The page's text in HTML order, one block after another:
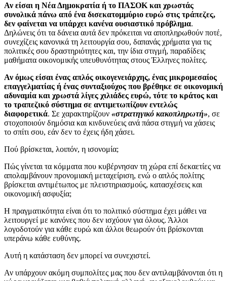
Αν είσαι η Νέα Δημοκρατία ή το ΠΑΣΟΚ και χρωστάς
συνολικά πάνω από ένα δισεκατομμύριο ευρώ στις τράπεζες,
δεν φαίνεται να υπάρχει κανένα ουσιαστικό πρόβλημα.
Δηλώνεις ότι τα δάνεια αυτά δεν πρόκειται να αποπληρωθούν ποτέ,
συνεχίζεις κανονικά τη λειτουργία σου, δαπανάς χρήματα για τις
πολιτικές σου δραστηριότητες και, την ίδια στιγμή, παραδίδεις
μαθήματα οικονομικής υπευθυνότητας στους Έλληνες πολίτες.
Αν όμως είσαι ένας απλός οικογενειάρχης, ένας μικρομεσαίος
επαγγελματίας ή ένας συνταξιούχος που βρέθηκε σε οικονομική
αδυναμία και χρωστά λίγες χιλιάδες ευρώ, τότε το κράτος και
το τραπεζικό σύστημα σε αντιμετωπίζουν εντελώς
διαφορετικά. Σε χαρακτηρίζουν «στρατηγικό κακοπληρωτή», σε
στοχοποιούν δημόσια και κινδυνεύεις ανά πάσα στιγμή να χάσεις
το σπίτι σου, εάν δεν το έχεις ήδη χάσει.
Πού βρίσκεται, λοιπόν, η ισονομία;
Πώς γίνεται τα κόμματα που κυβέρνησαν τη χώρα επί δεκαετίες να
απολαμβάνουν προνομιακή μεταχείριση, ενώ ο απλός πολίτης
βρίσκεται αντιμέτωπος με πλειστηριασμούς, κατασχέσεις και
οικονομική ασφυξία;
Η πραγματικότητα είναι ότι το πολιτικό σύστημα έχει μάθει να
λειτουργεί με κανόνες που δεν ισχύουν για όλους. Άλλοι
λογοδοτούν για κάθε ευρώ και άλλοι θεωρούν ότι βρίσκονται
υπεράνω κάθε ευθύνης.
Αυτή η κατάσταση δεν μπορεί να συνεχιστεί.
Αν υπάρχουν ακόμη συμπολίτες μας που δεν αντιλαμβάνονται ότι η